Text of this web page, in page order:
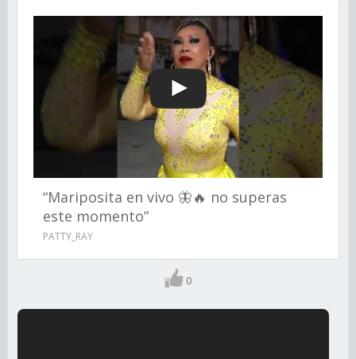
“Mariposita en vivo 🦋🔥 no superas
este momento”
PATTY_RAY
0